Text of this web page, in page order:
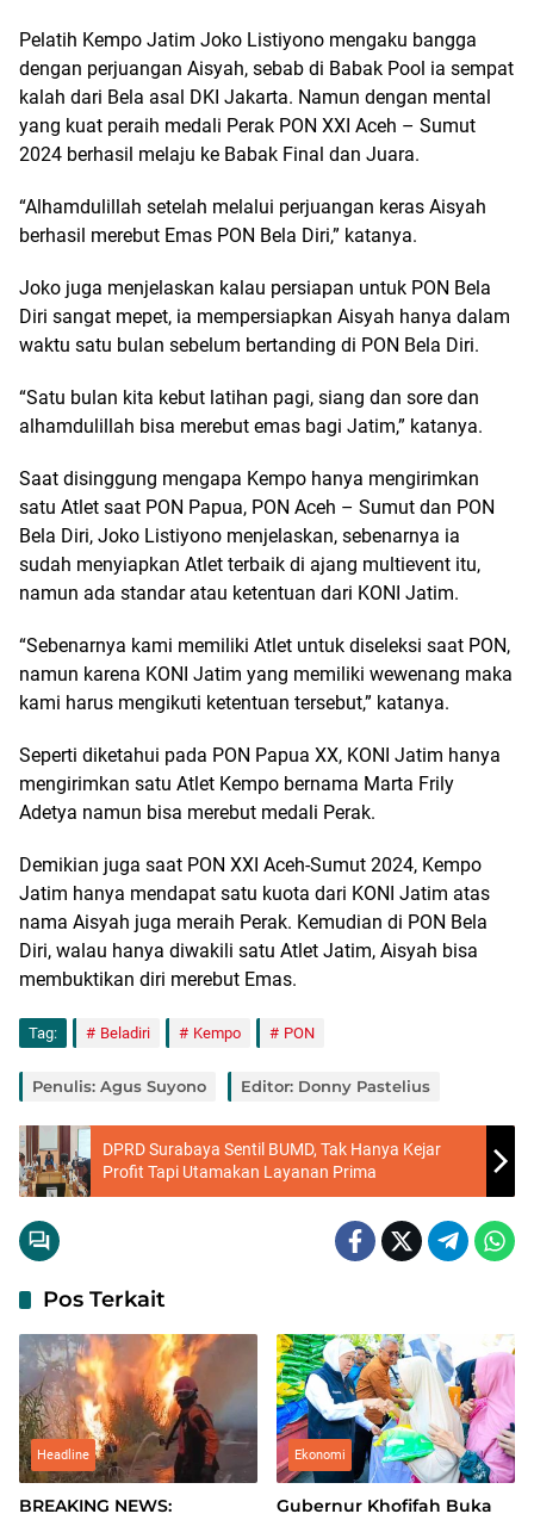
Pelatih Kempo Jatim Joko Listiyono mengaku bangga
dengan perjuangan Aisyah, sebab di Babak Pool ia sempat
kalah dari Bela asal DKI Jakarta. Namun dengan mental
yang kuat peraih medali Perak PON XXI Aceh – Sumut
2024 berhasil melaju ke Babak Final dan Juara.
“Alhamdulillah setelah melalui perjuangan keras Aisyah
berhasil merebut Emas PON Bela Diri,” katanya.
Joko juga menjelaskan kalau persiapan untuk PON Bela
Diri sangat mepet, ia mempersiapkan Aisyah hanya dalam
waktu satu bulan sebelum bertanding di PON Bela Diri.
“Satu bulan kita kebut latihan pagi, siang dan sore dan
alhamdulillah bisa merebut emas bagi Jatim,” katanya.
Saat disinggung mengapa Kempo hanya mengirimkan
satu Atlet saat PON Papua, PON Aceh – Sumut dan PON
Bela Diri, Joko Listiyono menjelaskan, sebenarnya ia
sudah menyiapkan Atlet terbaik di ajang multievent itu,
namun ada standar atau ketentuan dari KONI Jatim.
“Sebenarnya kami memiliki Atlet untuk diseleksi saat PON,
namun karena KONI Jatim yang memiliki wewenang maka
kami harus mengikuti ketentuan tersebut,” katanya.
Seperti diketahui pada PON Papua XX, KONI Jatim hanya
mengirimkan satu Atlet Kempo bernama Marta Frily
Adetya namun bisa merebut medali Perak.
Demikian juga saat PON XXI Aceh-Sumut 2024, Kempo
Jatim hanya mendapat satu kuota dari KONI Jatim atas
nama Aisyah juga meraih Perak. Kemudian di PON Bela
Diri, walau hanya diwakili satu Atlet Jatim, Aisyah bisa
membuktikan diri merebut Emas.
Tag: Beladiri Kempo PON
Penulis: Agus Suyono Editor: Donny Pastelius
DPRD Surabaya Sentil BUMD, Tak Hanya Kejar
Profit Tapi Utamakan Layanan Prima
Pos Terkait
Headline
BREAKING NEWS:
Ekonomi
Gubernur Khofifah Buka